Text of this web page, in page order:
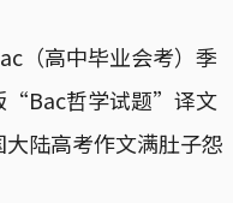
（高中毕业会考）季
“Bac哲学试题”译文
陆高考作文满肚子怨